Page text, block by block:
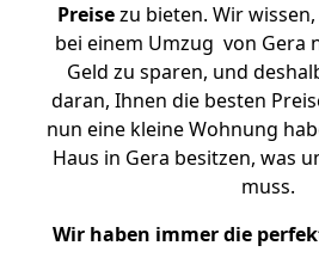
Preisezu bieten. Wir
bei einem Umzug von Gera
Geld zu sparen, und
daran, Ihnen die besten
nun eine kleine Wohnung
Haus in Gera besitzen, was
muss.
Wir haben immer die